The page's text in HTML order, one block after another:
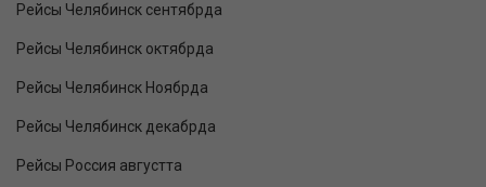
Рейсы Челябинск сентябрда
Рейсы Челябинск октябрда
Рейсы Челябинск Ноябрда
Рейсы Челябинск декабрда
Рейсы Россия августта